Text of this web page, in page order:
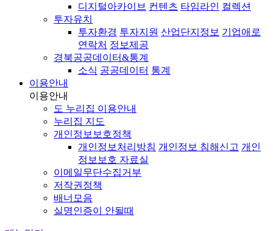
디지털아카이브 컨텐츠 타임라인 컬렉션
투자유치
투자환경 투자지원 산업단지정보 기업애로
연락처 정보제공
경북공공데이터&통계
소식 공공데이터 통계
이용안내
이용안내
도 누리집 이용안내
누리집 지도
개인정보보호정책
개인정보처리방침 개인정보 침해신고 개인
정보보호 자료실
이메일무단수집거부
저작권정책
배너모음
실명인증이 안될때